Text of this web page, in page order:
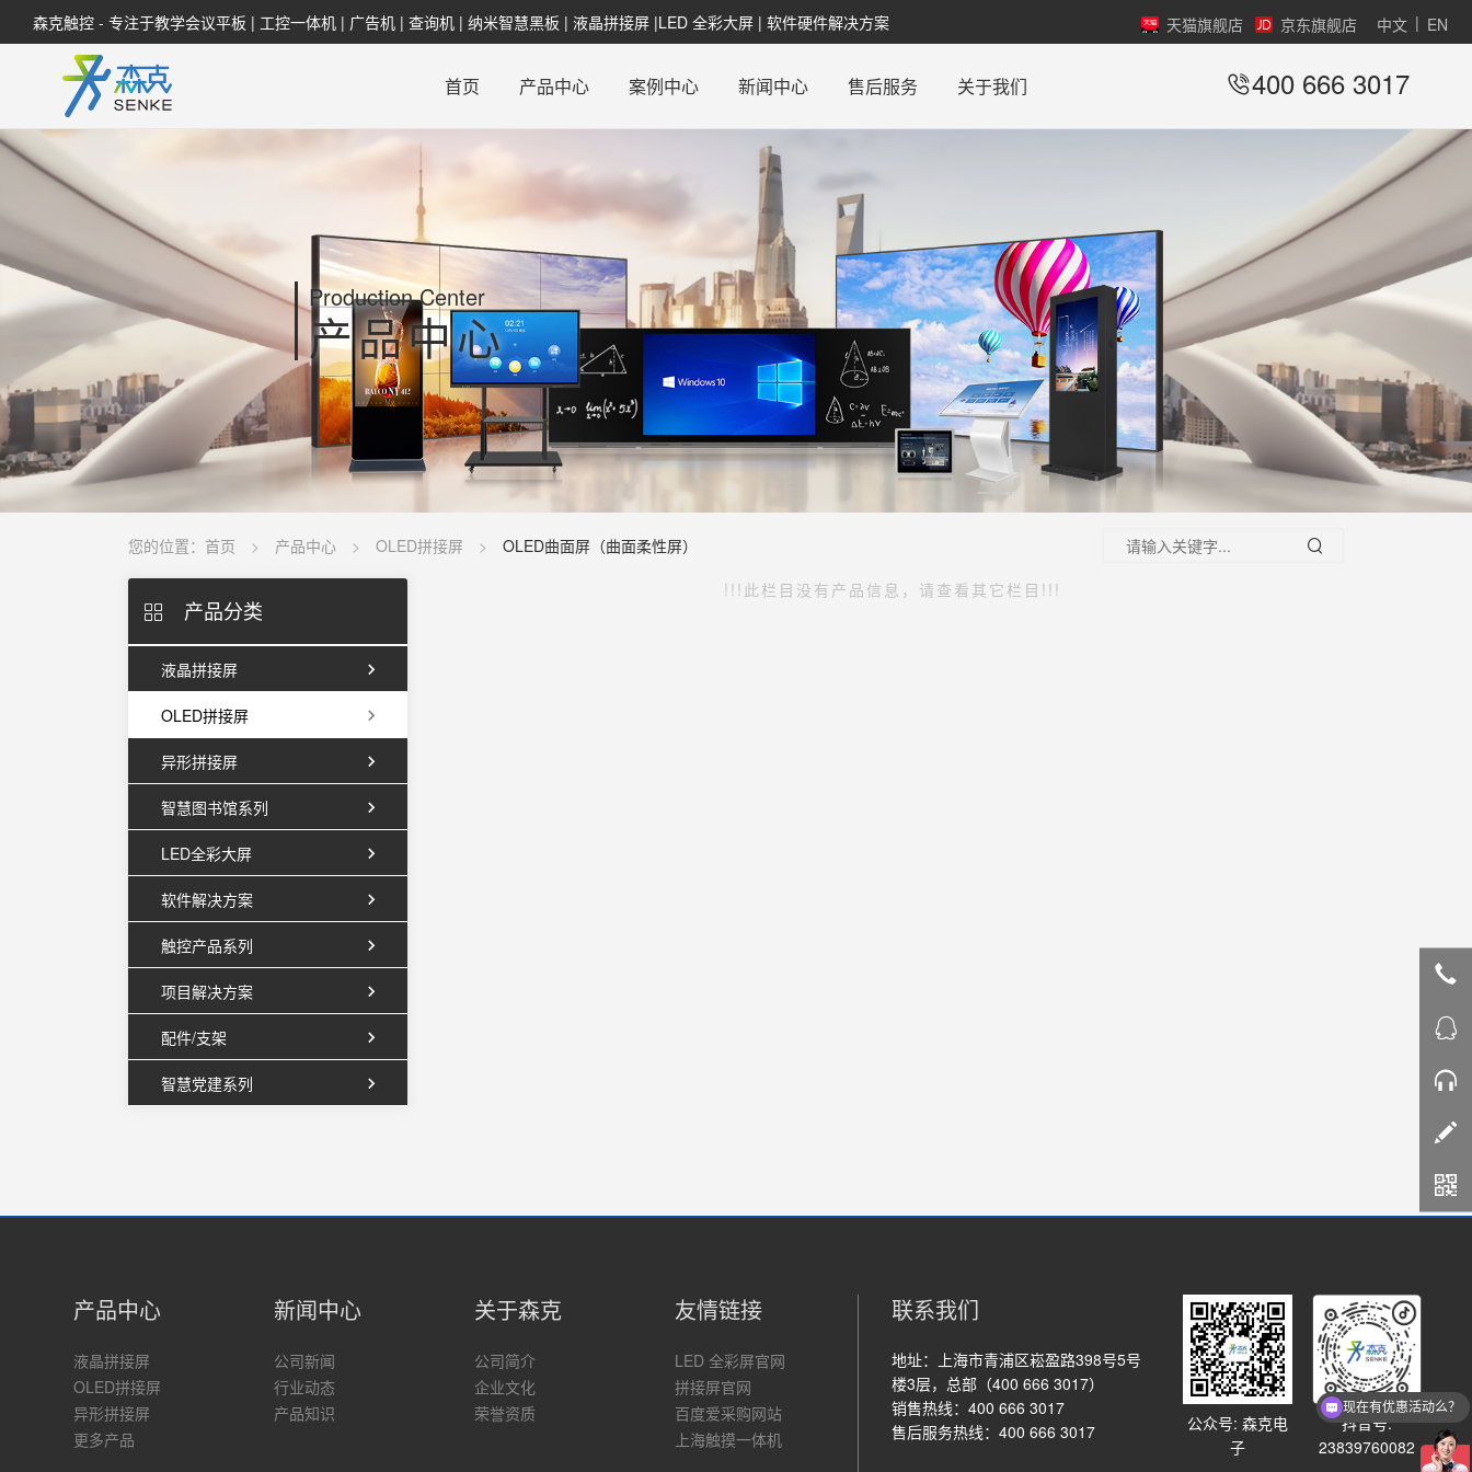
森克触控 - 专注于教学会议平板 | 工控一体机 | 广告机 | 查询机 | 纳米智慧黑板 | 液晶拼接屏 |LED 全彩大屏 | 软件硬件解决方案 天猫旗舰店 京东旗舰店 中文 | EN
首页 产品中心 案例中心 新闻中心 售后服务 关于我们 400 666 3017
Production Center
产品中心
您的位置： 首页 产品中心 OLED拼接屏
OLED曲面屏（曲面柔性屏）
!!!此栏目没有产品信息，请查看其它栏目!!!
产品分类
液晶拼接屏
OLED拼接屏
异形拼接屏
智慧图书馆系列
LED全彩大屏
软件解决方案
触控产品系列
项目解决方案
配件/支架
智慧党建系列
产品中心
液晶拼接屏
OLED拼接屏
异形拼接屏
更多产品
新闻中心
公司新闻
行业动态
产品知识
关于森克
公司简介
企业文化
荣誉资质
友情链接
LED 全彩屏官网
拼接屏官网
百度爱采购网站
上海触摸一体机
联系我们
地址：上海市青浦区崧盈路398号5号
楼3层，总部（400 666 3017）
销售热线：400 666 3017
售后服务热线：400 666 3017
公众号: 森克电
子
抖音号:
23839760082
现在有优惠活动么？